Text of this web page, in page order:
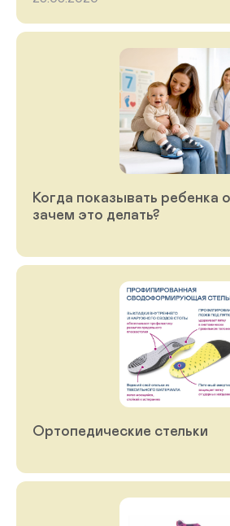
Когда показывать ребенка
зачем это делать?
Ортопедические стельки